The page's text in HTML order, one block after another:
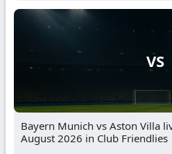
VS
Bayern Munich vs Aston Villa
August 2026 in Club Friendlies